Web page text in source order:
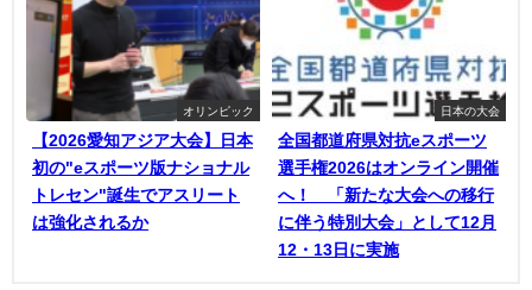
オリンピック
【2026愛知アジア大会】日本
初の"eスポーツ版ナショナル
トレセン"誕生でアスリート
は強化されるか
日本の大会
全国都道府県対抗eスポーツ
選手権2026はオンライン開催
へ！ 「新たな大会への移行
に伴う特別大会」として12月
12・13日に実施